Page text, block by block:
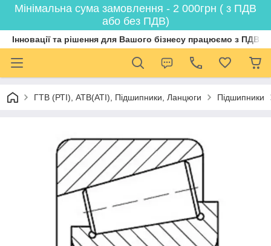
Мінімальна сума замовлення - 2 000грн ( з ПДВ
або без ПДВ)
Інновації та рішення для Вашого бізнесу працюємо з ПДВ
ГТВ (РТI), АТВ(АТI), Пiдшипники, Ланцюги Підшипники